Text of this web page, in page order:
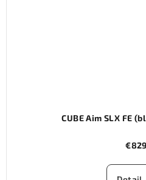
CUBE Aim SLX FE
€829